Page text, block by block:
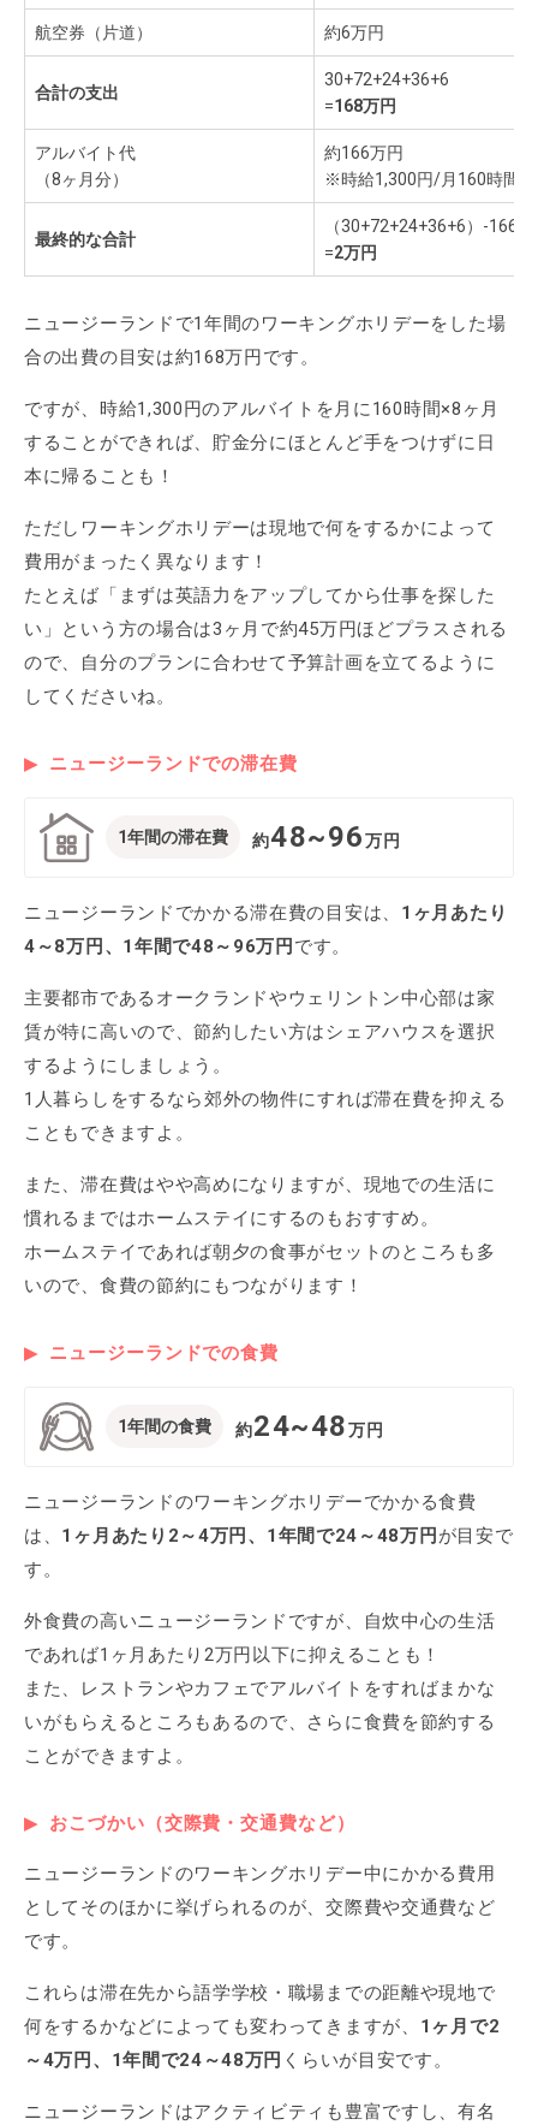
航空券（片道） 約6万円
合計の支出
30+72+24+36+6
=168万円
アルバイト代
（8ヶ月分）
約166万円
※時給1,300円/月160時間
最終的な合計
（30+72+24+36+6）-166
=2万円
ニュージーランドで1年間のワーキングホリデーをした場
合の出費の目安は約168万円です。
ですが、時給1,300円のアルバイトを月に160時間×8ヶ月
することができれば、貯金分にほとんど手をつけずに日
本に帰ることも！
ただしワーキングホリデーは現地で何をするかによって
費用がまったく異なります！
たとえば「まずは英語力をアップしてから仕事を探した
い」という方の場合は3ヶ月で約45万円ほどプラスされる
ので、自分のプランに合わせて予算計画を立てるように
してくださいね。
ニュージーランドでの滞在費
1年間の滞在費 約48~96万円
ニュージーランドでかかる滞在費の目安は、 1ヶ月あたり
4～8万円、1年間で48～96万円 です。
主要都市であるオークランドやウェリントン中心部は家
賃が特に高いので、節約したい方はシェアハウスを選択
するようにしましょう。
1人暮らしをするなら郊外の物件にすれば滞在費を抑える
こともできますよ。
また、滞在費はやや高めになりますが、現地での生活に
慣れるまではホームステイにするのもおすすめ。
ホームステイであれば朝夕の食事がセットのところも多
いので、食費の節約にもつながります！
ニュージーランドでの食費
1年間の食費 約24~48万円
ニュージーランドのワーキングホリデーでかかる食費
は、 1ヶ月あたり2～4万円、1年間で24～48万円 が目安で
す。
外食費の高いニュージーランドですが、自炊中心の生活
であれば1ヶ月あたり2万円以下に抑えることも！
また、レストランやカフェでアルバイトをすればまかな
いがもらえるところもあるので、さらに食費を節約する
ことができますよ。
おこづかい（交際費・交通費など）
ニュージーランドのワーキングホリデー中にかかる費用
としてそのほかに挙げられるのが、交際費や交通費など
です。
これらは滞在先から語学学校・職場までの距離や現地で
何をするかなどによっても変わってきますが、 1ヶ月で2
～4万円、1年間で24～48万円 くらいが目安です。
ニュージーランドはアクティビティも豊富ですし、有名